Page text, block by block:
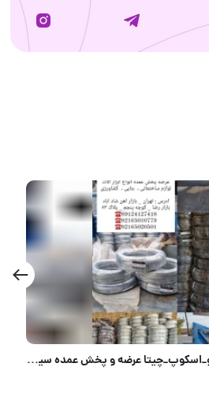
#سیم_گالوانیزه_رابیتس_و_اسکوپ_چیتا عرضه و پخش عمده سیم گالوانیزه رابیتس و اسکوپ سیم عایق نمره 20 و 2